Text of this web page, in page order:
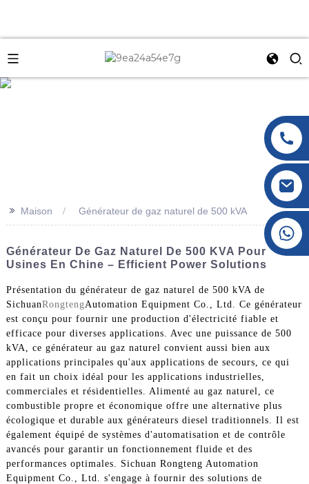
+86 177 8117 4421
+86 138 8076 0589
>> Maison Générateur de gaz naturel de 500 kVA
Générateur De Gaz Naturel De 500 KVA Pour
Usines En Chine – Efficient Power Solutions
Présentation du générateur de gaz naturel de 500 kVA de
SichuanRongtengAutomation Equipment Co., Ltd. Ce générateur
est conçu pour fournir une production d'électricité fiable et
efficace pour diverses applications. Avec une puissance de 500
kVA, ce générateur au gaz naturel convient aussi bien aux
applications principales qu'aux applications de secours, ce qui
en fait un choix idéal pour les applications industrielles,
commerciales et résidentielles. Alimenté au gaz naturel, ce
combustible propre et économique offre une alternative plus
écologique et durable aux générateurs diesel traditionnels. Il est
également équipé de systèmes d'automatisation et de contrôle
avancés pour garantir un fonctionnement fluide et des
performances optimales. Sichuan Rongteng Automation
Equipment Co., Ltd. s'engage à fournir des solutions de